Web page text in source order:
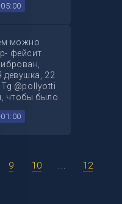
можно
фейсит.
девушка, 22
@pollyotti
чтобы было
9 10 ... 12